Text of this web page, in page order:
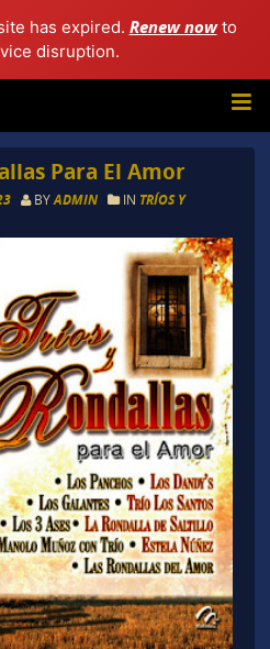
has expired. Renew nowto
disruption.
Para El Amor
BYADMIN IN TRÍOS Y